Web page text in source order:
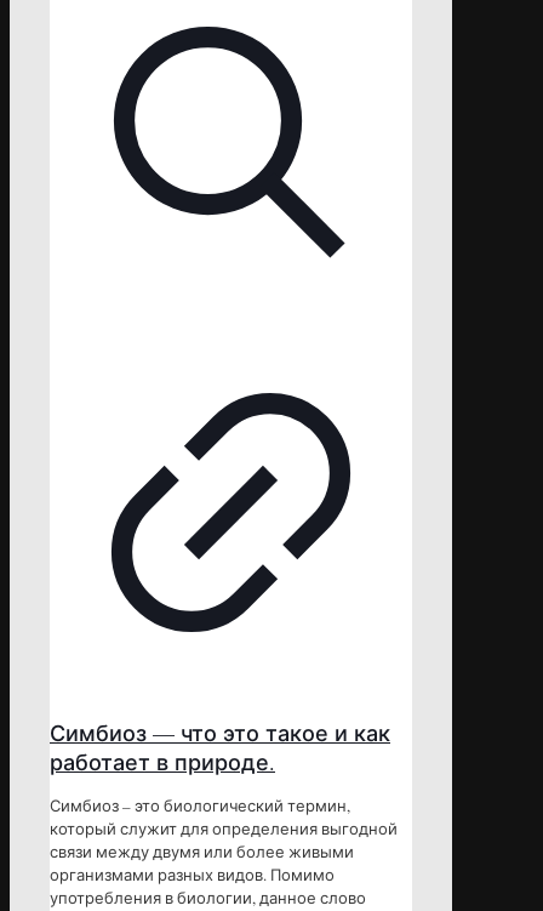
Симбиоз — что это такое и как
работает в природе.
Симбиоз – это биологический термин,
который служит для определения выгодной
связи между двумя или более живыми
организмами разных видов. Помимо
употребления в биологии, данное слово